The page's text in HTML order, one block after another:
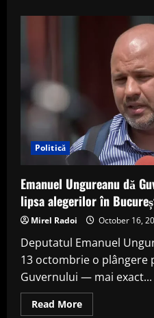
răspunde
Dominic
criticile
privind
justiției
Politică
Emanuel Ungureanu dă
lipsa alegerilor în
Mirel Radoi October 16,
Deputatul Emanuel
13 octombrie o plângere
Guvernului — mai exact...
Read MoreRead
more